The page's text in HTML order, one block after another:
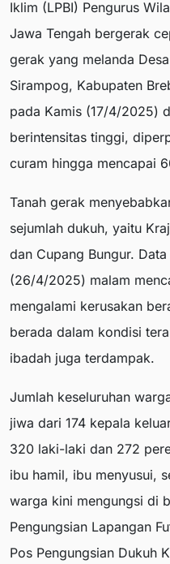
Iklim (LPBI) Pengurus
Jawa Tengah bergerak
gerak yang melanda
Sirampog, Kabupaten
pada Kamis (17/4/2025)
berintensitas tinggi,
curam hingga mencapai
Tanah gerak
sejumlah dukuh, yaitu
dan Cupang Bungur.
(26/4/2025) malam
mengalami kerusakan
berada dalam kondisi
ibadah juga terdampak.
Jumlah keseluruhan
jiwa dari 174 kepala
320 laki-laki dan 272
ibu hamil, ibu menyusui,
warga kini mengungsi di
Pengungsian Lapangan
Pos Pengungsian Dukuh